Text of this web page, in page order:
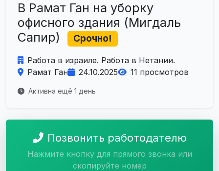
В Рамат Ган на уборку
офисного здания (Мигдаль
Сапир)
Срочно!
Работа в израиле. Работа в Нетании.
Рамат Ган
24.10.2025 11 просмотров
Активна ещё 1 день
Позвонить работодателю
Нажмите кнопку для прямого звонка или
скопируйте номер